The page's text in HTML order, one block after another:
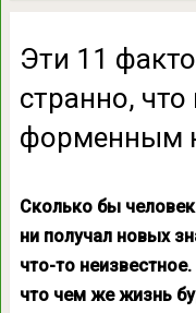
Эти 11
странно, что
форменным
Сколько бы
ни получал новых
что-то
что чем же жизнь